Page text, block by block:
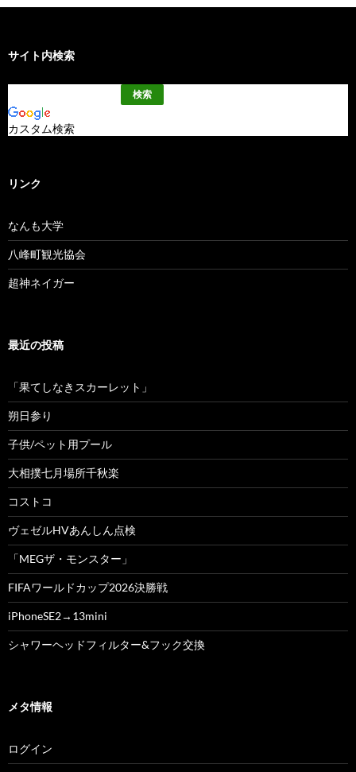
サイト内検索
カスタム検索
リンク
なんも大学
八峰町観光協会
超神ネイガー
最近の投稿
「果てしなきスカーレット」
朔日参り
子供/ペット用プール
大相撲七月場所千秋楽
コストコ
ヴェゼルHVあんしん点検
「MEGザ・モンスター」
FIFAワールドカップ2026決勝戦
iPhoneSE2→13mini
シャワーヘッドフィルター&フック交換
メタ情報
ログイン